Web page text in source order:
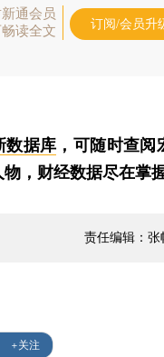
新通会员
读全文
订阅/会员升
数据库 ，可随时查
，财经数据尽在掌握
责任编辑：
+关注